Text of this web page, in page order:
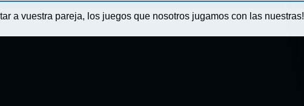
a vuestra pareja, los juegos que nosotros jugamos con las nuestras!